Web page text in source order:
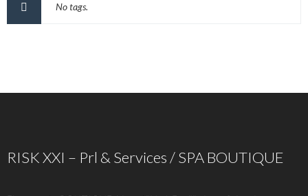
No tags.
RISK XXI – Prl & Services / SPA BOUTIQUE